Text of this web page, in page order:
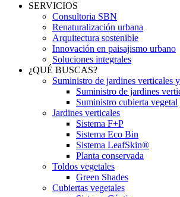
SERVICIOS
Consultoria SBN
Renaturalización urbana
Arquitectura sostenible
Innovación en paisajismo urbano
Soluciones integrales
¿QUÉ BUSCAS?
Suministro de jardines verticales
Suministro de jardines
Suministro cubierta vegetal
Jardines verticales
Sistema F+P
Sistema Eco Bin
Sistema LeafSkin®
Planta conservada
Toldos vegetales
Green Shades
Cubiertas vegetales